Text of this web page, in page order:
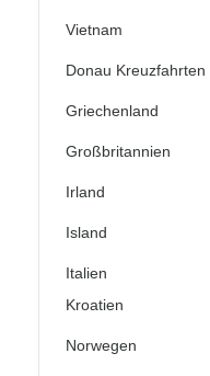
Vietnam
Donau Kreuzfahrten
Griechenland
Großbritannien
Irland
Island
Italien
Kroatien
Norwegen